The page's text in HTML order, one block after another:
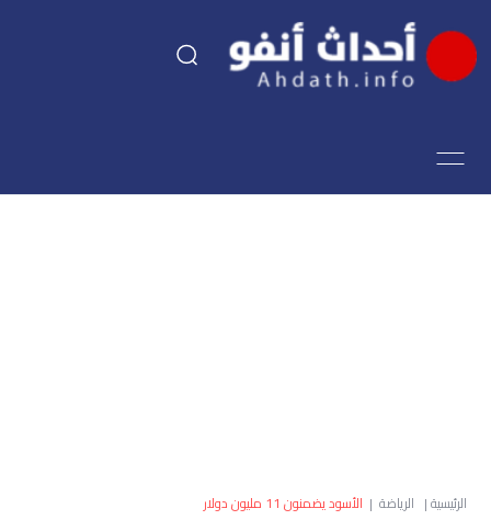
اقتصاد
العالم الرئيسية| الرياضة | الأسود يضمنون 11 مليون دولار